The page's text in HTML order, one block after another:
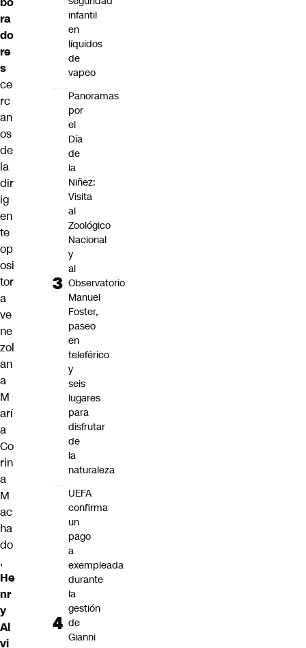
ra
do
re
s
ce
rc
an
os
de
la
dir
ig
en
te
op
osi
tor
a
ve
ne
zol
an
a
M
arí
a
Co
rin
a
M
ac
ha
do
,
He
nr
y
Al
vi
infantil
en
líquidos
de
vapeo
Panoramas
por
el
Día
de
la
Niñez:
Visita
al
Zoológico
Nacional
y
al
Observatorio
Manuel
Foster,
paseo
en
teleférico
y
seis
lugares
para
disfrutar
de
la
naturaleza
UEFA
confirma
un
pago
a
exempleada
durante
la
gestión
de
Gianni